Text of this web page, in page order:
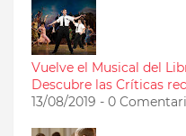
Vuelve el Musical del
Descubre las Críticas
13/08/2019 - 0